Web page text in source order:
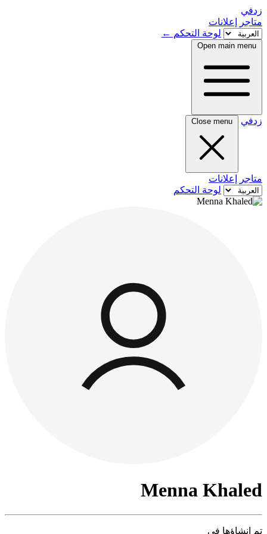
زدفي
متاجر
إعلانات
لوحة التحكم ←
Open main menu
زدفي Close menu
متاجر
إعلانات
لوحة التحكم
Menna Khaled
تم إنشاؤها في